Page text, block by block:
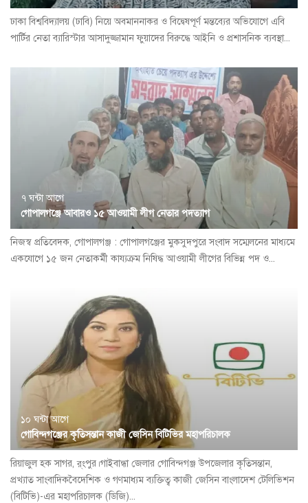
ঢাকা বিশ্ববিদ্যালয় (ঢাবি) নিয়ে অবমাননাকর ও বিদ্বেষপূর্ণ মন্তব্যের অভিযোগে এবি
পার্টির নেতা ব্যারিস্টার আসাদুজ্জামান ফুয়াদের বিরুদ্ধে আইনি ও প্রশাসনিক ব্যবস্থা...
৭ ঘন্টা আগে
গোপালগঞ্জে আবারও ১৫ আওয়ামী লীগ নেতার পদত্যাগ
নিজস্ব প্রতিবেদক, গোপালগঞ্জ : গোপালগঞ্জের মুকসুদপুরে সংবাদ সম্মেলনের মাধ্যমে
একযোগে ১৫ জন নেতাকর্মী কায্যক্রম নিষিদ্ধ আওয়ামী লীগের বিভিন্ন পদ ও...
১০ ঘন্টা আগে
গোবিন্দগঞ্জের কৃতিসন্তান কাজী জেসিন বিটিভির মহাপরিচালক
রিয়াজুল হক সাগর, র্ংপুর।গাইবান্ধা জেলার গোবিন্দগঞ্জ উপজেলার কৃতিসন্তান,
প্রখ্যাত সাংবাদিকবৈদেশিক ও গণমাধ্যম ব্যক্তিত্ব কাজী জেসিন বাংলাদেশ টেলিভিশন
(বিটিভি)-এর মহাপরিচালক (ডিজি)...